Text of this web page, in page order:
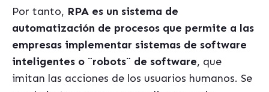
Por tanto, RPA es un sistema de
automatización de procesos que permite a las
empresas implementar sistemas de software
inteligentes o ¨robots¨ de software, que
imitan las acciones de los usuarios humanos. Se